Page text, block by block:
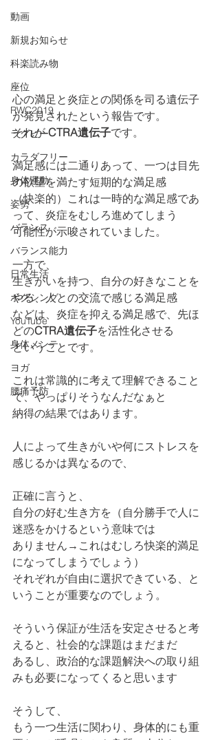
動画
新規お知らせ
科楽読み物
座位
RWC2019
ラグビー
カラダフリー
身体運動
姿勢
バランス
バランス能力
日常生活
ボクシング
YouTube
身体メンテ
ヨガ
腰痛予防
心の満足と炎症との関係を司る遺伝子
が発見されたという報告です。
それが CTRA遺伝子です。
満足感には二通りあって、一つは目先
の欲望を満たす短期的な満足感
（快楽的）これは一時的な満足感であ
って、炎症をむしろ進めてしまう
可能性が示唆されていました。
一方で、
生きがいを持つ、自分の好きなことを
やる、人との交流で感じる満足感
などは、炎症を抑える満足感で、先ほ
どのCTRA遺伝子を活性化させる
ということです。
これは常識的に考えて理解できること
で、やっぱりそうなんだなぁと
納得の結果ではあります。
人によって生きがいや何にストレスを
感じるかは異なるので、
正確に言うと、
自分の好む生き方を（自分勝手で人に
迷惑をかけるという意味では
ありません→これはむしろ快楽的満足
になってしまうでしょう）
それぞれが自由に選択できている、と
いうことが重要なのでしょう。
そういう保証が生活を安定させると考
えると、社会的な課題はまだまだ
あるし、政治的な課題解決への取り組
みも必要になってくると思います
そうして、
もう一つ生活に関わり、身体的にも重